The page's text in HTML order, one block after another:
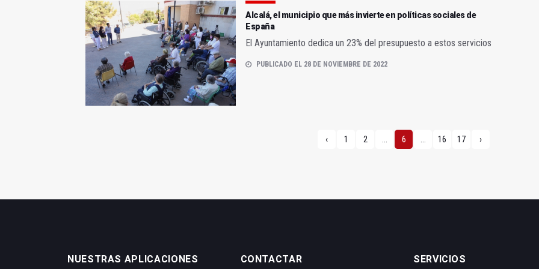
Alcalá, el municipio que más invierte en políticas sociales de
España
El Ayuntamiento dedica un 23% del presupuesto a estos servicios
PUBLICADO EL 28 DE NOVIEMBRE DE 2022
‹ 1 2 ... 6 ... 16 17 ›
NUESTRAS APLICACIONES CONTACTAR SERVICIOS